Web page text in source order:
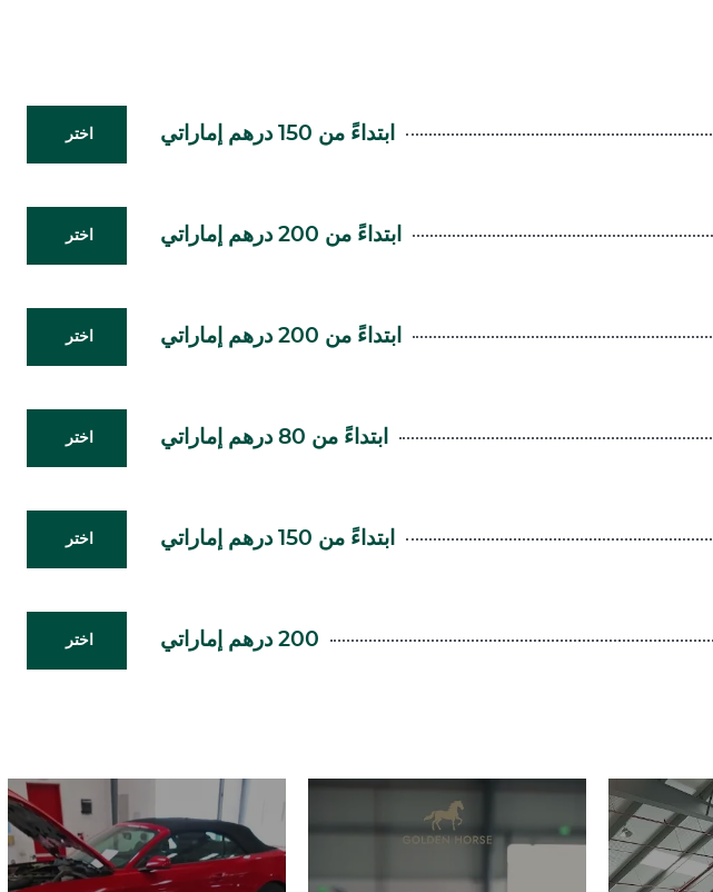
ابتداءً من 150 درهم إماراتي اختر
ابتداءً من 200 درهم إماراتي اختر
ابتداءً من 200 درهم إماراتي اختر
ابتداءً من 80 درهم إماراتي اختر
ابتداءً من 150 درهم إماراتي اختر
200 درهم إماراتي اختر